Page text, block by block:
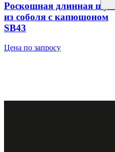
Роскошная длинная шуба
из соболя с капюшоном
SB43
Цена по запросу